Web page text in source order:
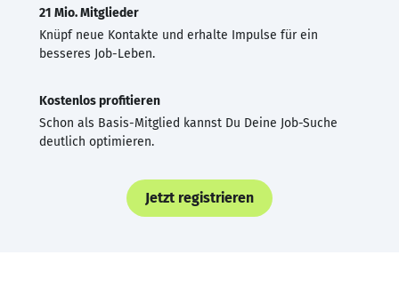
21 Mio. Mitglieder
Knüpf neue Kontakte und erhalte Impulse für ein
besseres Job-Leben.
Kostenlos profitieren
Schon als Basis-Mitglied kannst Du Deine Job-Suche
deutlich optimieren.
Jetzt registrieren